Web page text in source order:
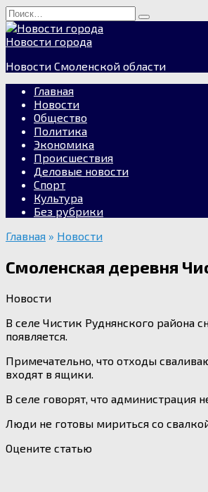
Перейти
к
содержанию
Search
for:
Новости города
Новости Смоленской области
Главная
Новости
Общество
Политика
Экономика
Происшествия
Деловые новости
Спорт
Культура
Без рубрики
Главная » Новости
Смоленская деревня
Новости
В селе Чистик Руднянского района
появляется.
Примечательно, что отходы
входят в ящики.
В селе говорят, что администрация
Люди не готовы мириться со
Оцените статью